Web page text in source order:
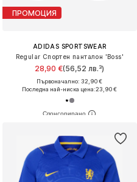
ПРОМОЦИЯ
ADIDAS SPORTSWEAR
Regular Спортен панталон 'Boss'
28,90 €(56,52 лв.³)
Първоначално: 32,90 €
Последна най-ниска цена:23,90 €